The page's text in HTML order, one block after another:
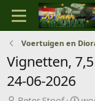
Voertuigen en
Vignetten,
24-06-2026